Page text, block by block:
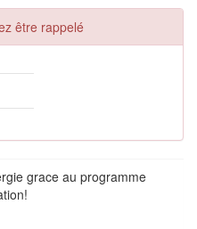
être rappelé
grace au programme